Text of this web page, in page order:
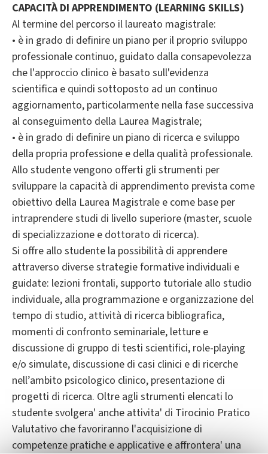
CAPACITÀ DI APPRENDIMENTO (LEARNING SKILLS)
Al termine del percorso il laureato magistrale:
• è in grado di definire un piano per il proprio sviluppo
professionale continuo, guidato dalla consapevolezza
che l'approccio clinico è basato sull'evidenza
scientifica e quindi sottoposto ad un continuo
aggiornamento, particolarmente nella fase successiva
al conseguimento della Laurea Magistrale;
• è in grado di definire un piano di ricerca e sviluppo
della propria professione e della qualità professionale.
Allo studente vengono offerti gli strumenti per
sviluppare la capacità di apprendimento prevista come
obiettivo della Laurea Magistrale e come base per
intraprendere studi di livello superiore (master, scuole
di specializzazione e dottorato di ricerca).
Si offre allo studente la possibilità di apprendere
attraverso diverse strategie formative individuali e
guidate: lezioni frontali, supporto tutoriale allo studio
individuale, alla programmazione e organizzazione del
tempo di studio, attività di ricerca bibliografica,
momenti di confronto seminariale, letture e
discussione di gruppo di testi scientifici, role-playing
e/o simulate, discussione di casi clinici e di ricerche
nell’ambito psicologico clinico, presentazione di
progetti di ricerca. Oltre agli strumenti elencati lo
studente svolgera' anche attivita' di Tirocinio Pratico
Valutativo che favoriranno l'acquisizione di
competenze pratiche e applicative e affrontera' una